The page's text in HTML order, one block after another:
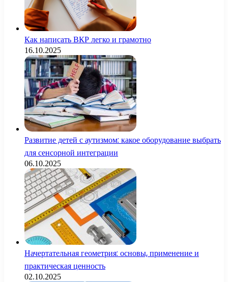
Как написать ВКР легко и грамотно
16.10.2025
Развитие детей с аутизмом: какое оборудование выбрать
для сенсорной интеграции
06.10.2025
Начертательная геометрия: основы, применение и
практическая ценность
02.10.2025